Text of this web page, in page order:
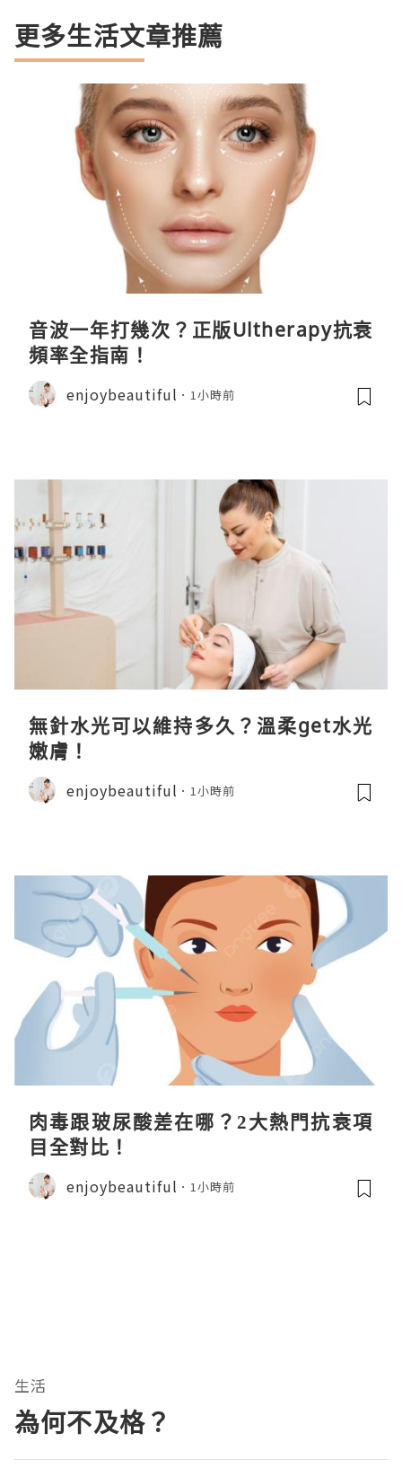
更多生活文章推薦
音波一年打幾次？正版Ultherapy抗衰
頻率全指南！
enjoybeautiful 1小時前
無針水光可以維持多久？溫柔get水光
嫩膚！
enjoybeautiful 1小時前
肉毒跟玻尿酸差在哪？2大熱門抗衰項
目全對比！
enjoybeautiful 1小時前
生活
為何不及格？